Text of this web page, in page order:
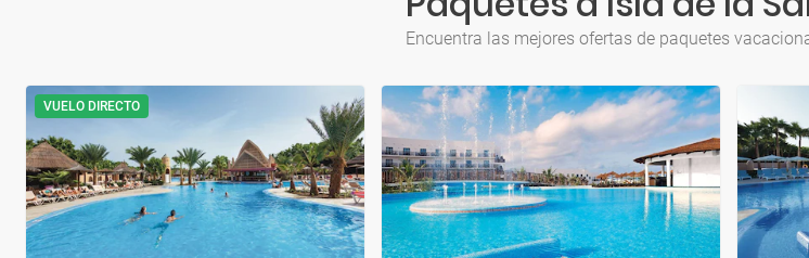
Encuentra las mejores ofertas de paquetes
VUELO DIRECTO